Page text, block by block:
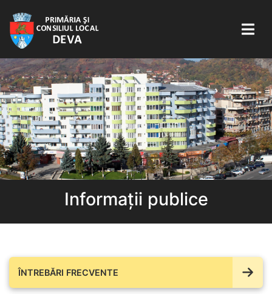
Informații publice
ÎNTREBĂRI FRECVENTE